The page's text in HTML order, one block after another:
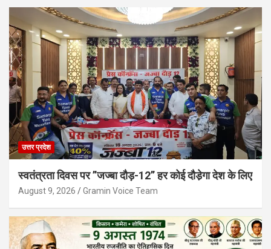
उत्तर प्रदेश
स्वतंत्रता दिवस पर ’’जज्बा दौड़-12’’ हर कोई दौडे़गा देश के लिए
August 9, 2026 Gramin Voice Team